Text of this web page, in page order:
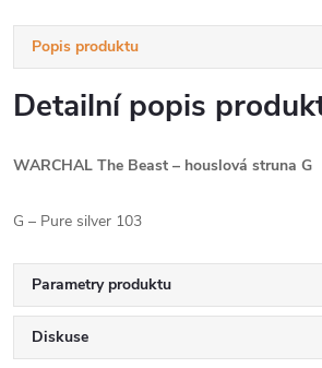
Popis produktu
Detailní popis
WARCHAL The Beast – houslová struna G
G – Pure silver 103
Parametry produktu
Diskuse